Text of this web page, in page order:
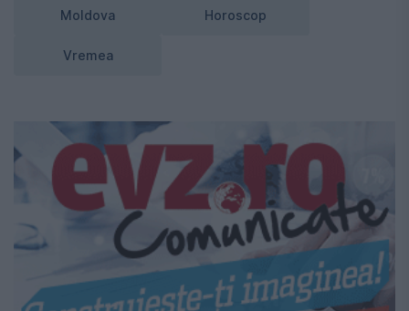
Moldova Horoscop
Vremea